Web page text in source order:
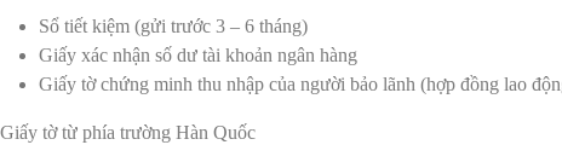
Sổ tiết kiệm (gửi trước 3 – 6 tháng)
Giấy xác nhận số dư tài khoản ngân hàng
Giấy tờ chứng minh thu nhập của người bảo lãnh (hợp đồng lao
Giấy tờ từ phía trường Hàn Quốc